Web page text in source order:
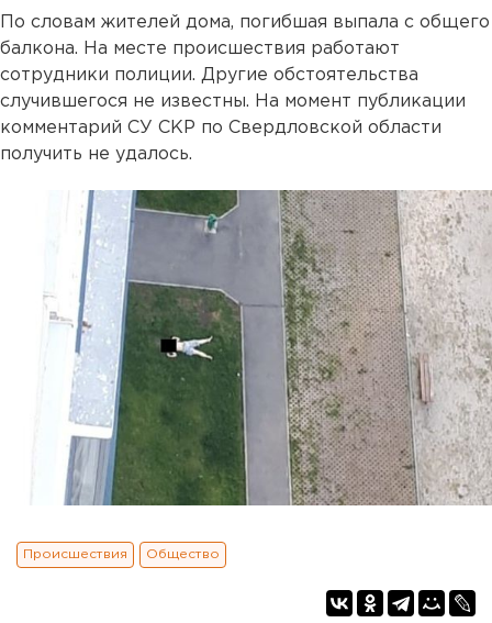
По словам жителей дома, погибшая выпала с общего
балкона. На месте происшествия работают
сотрудники полиции. Другие обстоятельства
случившегося не известны. На момент публикации
комментарий СУ СКР по Свердловской области
получить не удалось.
Происшествия Общество